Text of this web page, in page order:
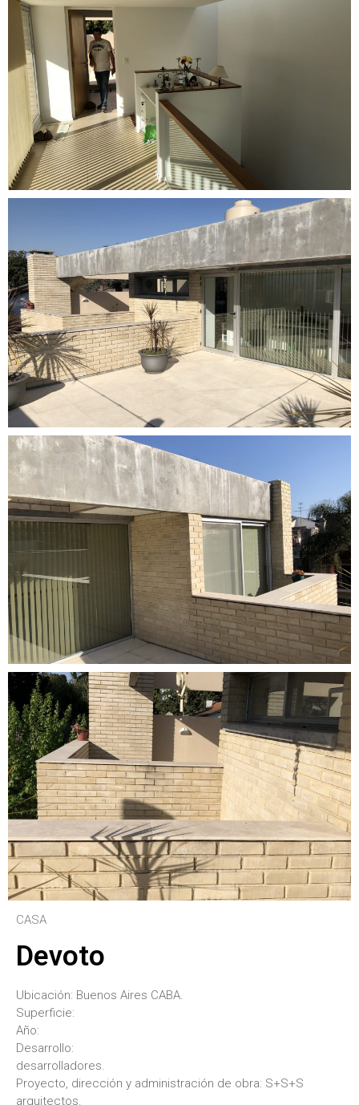
CASA
Devoto
Ubicación: Buenos Aires CABA.
Superficie:
Año:
Desarrollo:
desarrolladores.
Proyecto, dirección y administración de obra: S+S+S
arquitectos.